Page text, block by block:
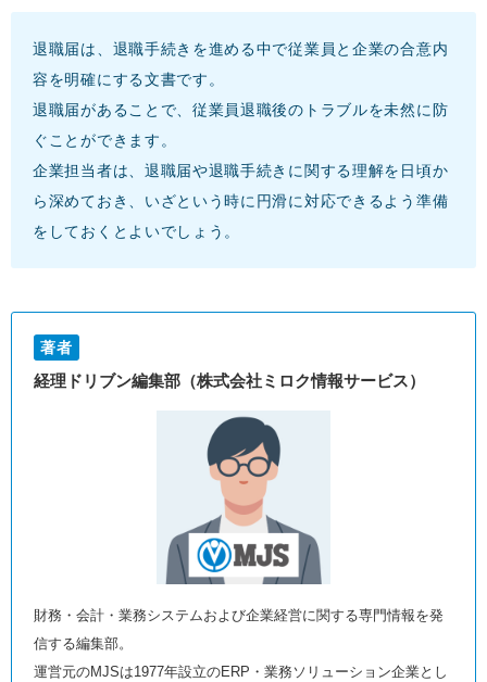
退職届は、退職手続きを進める中で従業員と企業の合意内
容を明確にする文書です。
退職届があることで、従業員退職後のトラブルを未然に防
ぐことができます。
企業担当者は、退職届や退職手続きに関する理解を日頃か
ら深めておき、いざという時に円滑に対応できるよう準備
をしておくとよいでしょう。
著者
経理ドリブン編集部（株式会社ミロク情報サービス）
財務・会計・業務システムおよび企業経営に関する専門情報を発
信する編集部。
運営元のMJSは1977年設立のERP・業務ソリューション企業とし